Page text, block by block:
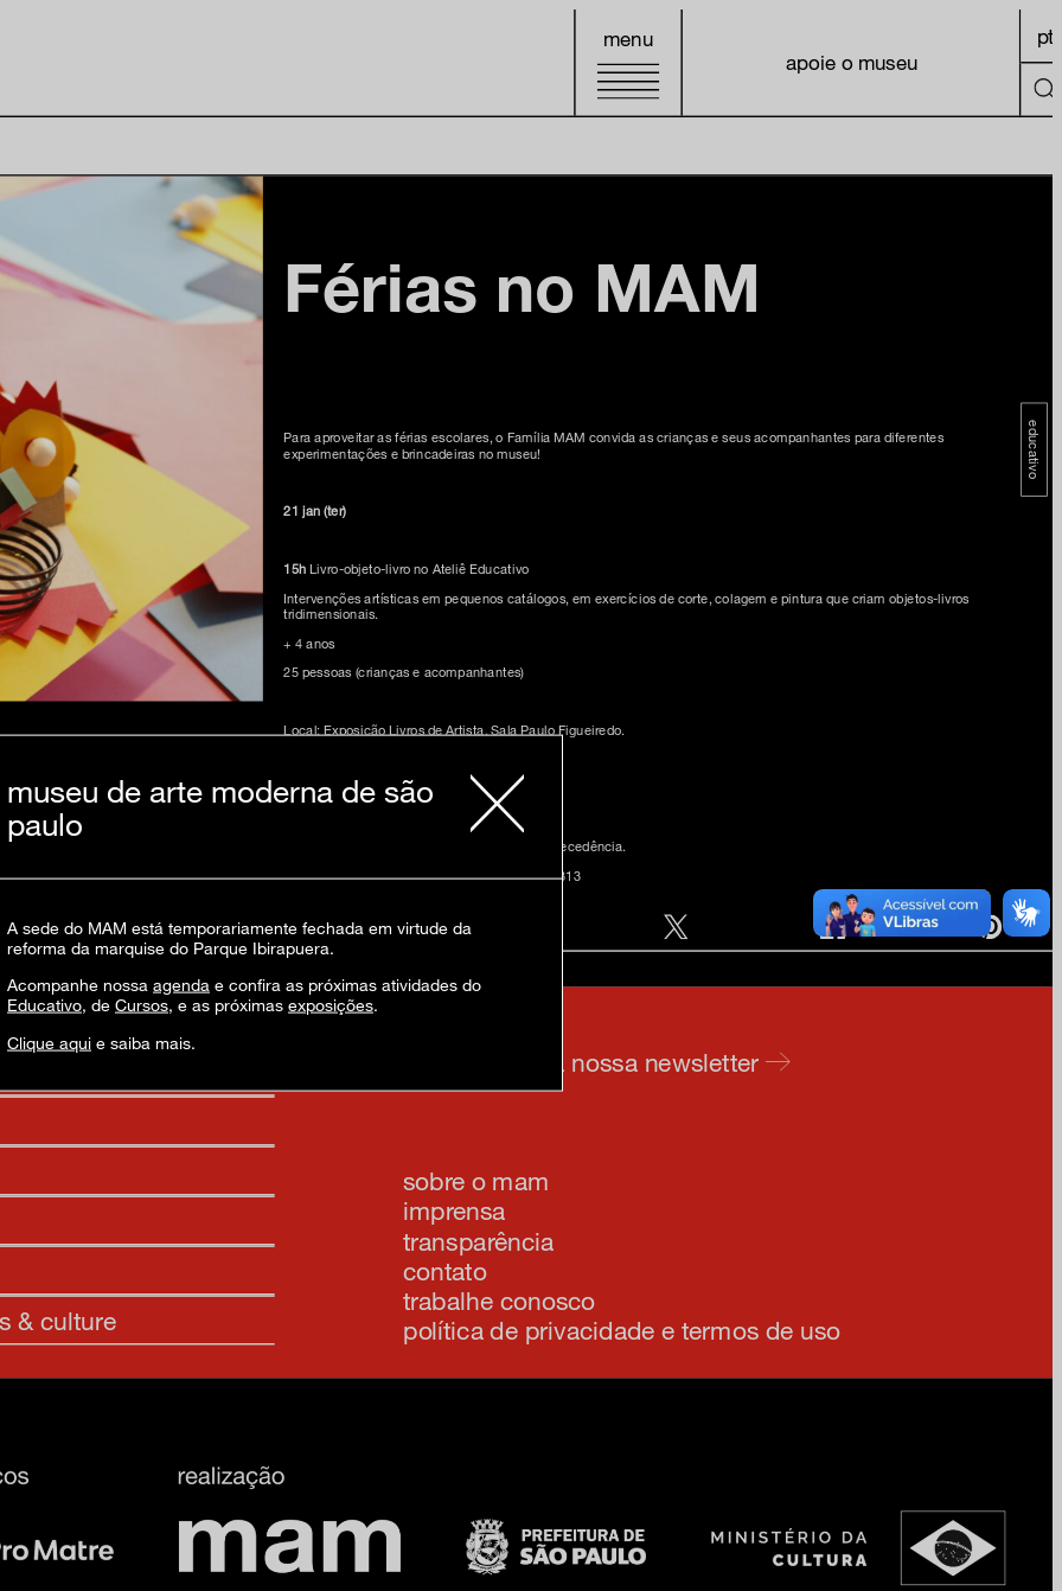
menu
apoie o museu
pt
Férias no MAM
Para aproveitar as férias escolares, o Família MAM convida as crianças e seus acompanhantes para diferentes
experimentações e brincadeiras no museu!
21 jan (ter)
15h Livro-objeto-livro no Ateliê Educativo
Intervenções artísticas em pequenos catálogos, em exercícios de corte, colagem e pintura que criam objetos-livros
tridimensionais.
+ 4 anos
25 pessoas (crianças e acompanhantes)
Local: Exposição Livros de Artista, Sala Paulo Figueiredo.
Atividade gratuita. Vagas limitadas.
Distribuição de senhas com 30 minutos de antecedência.
+info: educativo@mam.org.br e +55 11 5085 1313
educativo
& culture
inscreva-se na nossa newsletter
sobre o mam
imprensa
transparência
contato
trabalhe conosco
política de privacidade e termos de uso
museu de arte moderna de são
paulo
A sede do MAM está temporariamente fechada em virtude da
reforma da marquise do Parque Ibirapuera.
Acompanhe nossa agenda e confira as próximas atividades do
Educativo, de Cursos, e as próximas exposições.
Clique aqui e saiba mais.